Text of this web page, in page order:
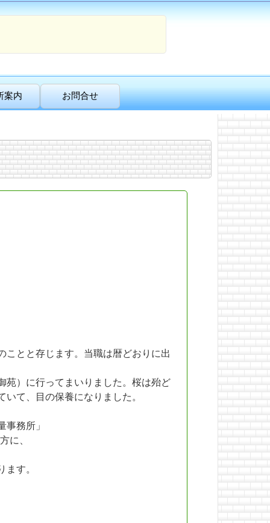
案内 お問合せ
ことと存じます。当職は暦どおりに出
苑）に行ってまいりました。桜は殆ど
て、目の保養になりました。
務所」
に、
す。